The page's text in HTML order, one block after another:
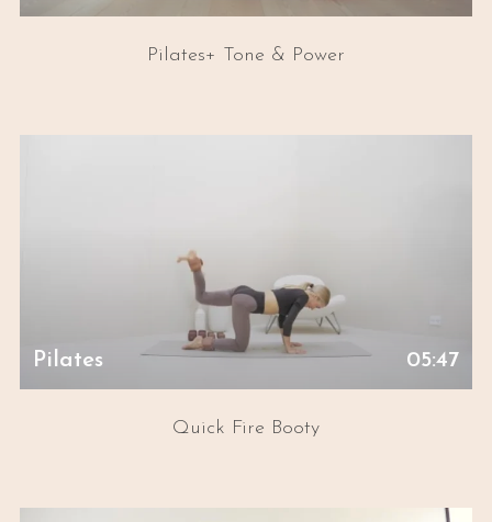
Pilates+ Tone & Power
Pilates 05:47
Quick Fire Booty